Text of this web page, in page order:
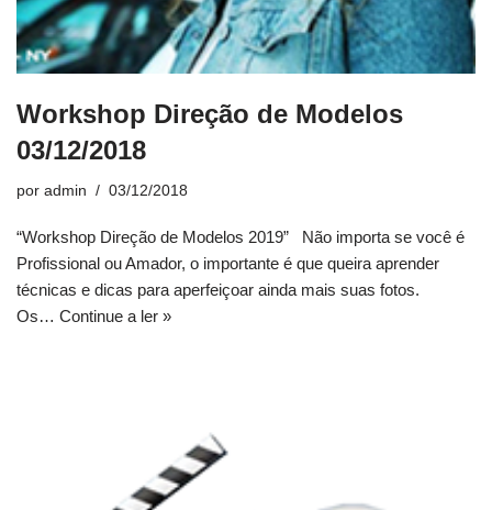
Workshop Direção de Modelos
03/12/2018
por admin 03/12/2018
“Workshop Direção de Modelos 2019” Não importa se você é
Profissional ou Amador, o importante é que queira aprender
técnicas e dicas para aperfeiçoar ainda mais suas fotos.
Os… Continue a ler »